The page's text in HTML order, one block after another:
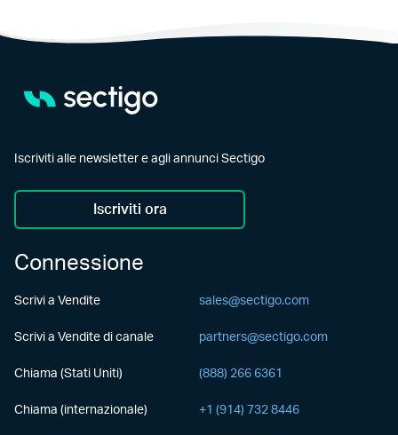
Iscriviti alle newsletter e agli annunci Sectigo
Iscriviti ora
Connessione
Scrivi a Vendite sales@sectigo.com
Scrivi a Vendite di canale partners@sectigo.com
Chiama (Stati Uniti) (888) 266 6361
Chiama (internazionale) +1 (914) 732 8446